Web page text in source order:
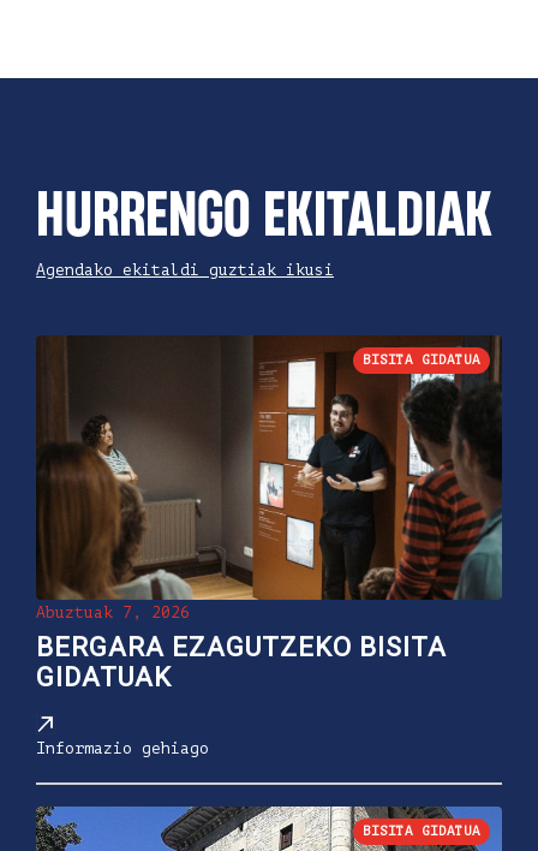
HURRENGO EKITALDIAK
Agendako ekitaldi guztiak ikusi
BISITA GIDATUA
Abuztuak 7, 2026
BERGARA EZAGUTZEKO BISITA
GIDATUAK
Informazio gehiago
BISITA GIDATUA